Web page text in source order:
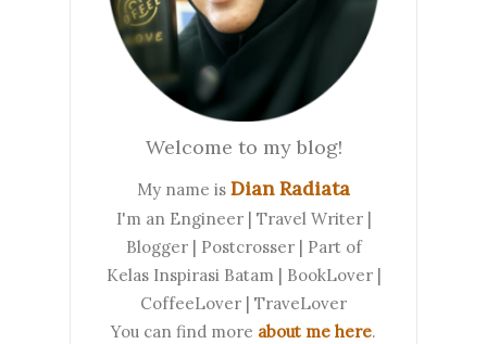
Welcome to my blog!
My name is Dian Radiata
I'm an Engineer | Travel Writer |
Blogger | Postcrosser | Part of
Kelas Inspirasi Batam | BookLover |
CoffeeLover | TraveLover
You can find more about me here.